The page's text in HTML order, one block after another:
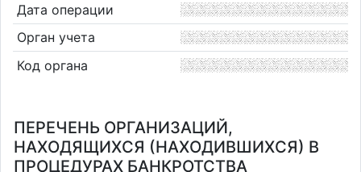
Дата операции
Орган учета
Код органа
ПЕРЕЧЕНЬ ОРГАНИЗАЦИЙ,
НАХОДЯЩИХСЯ (НАХОДИВШИХСЯ) В
ПРОЦЕДУРАХ БАНКРОТСТВА